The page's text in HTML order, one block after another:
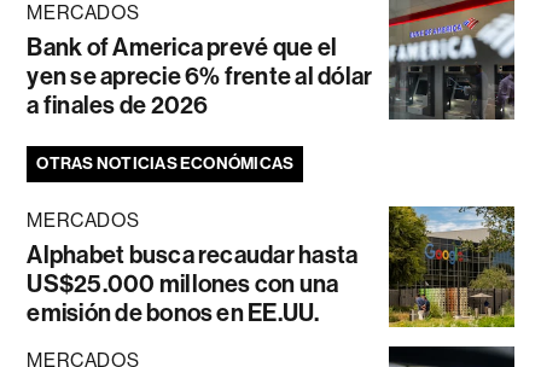
MERCADOS
Bank of America prevé que el
yen se aprecie 6% frente al dólar
a finales de 2026
OTRAS NOTICIAS ECONÓMICAS
MERCADOS
Alphabet busca recaudar hasta
US$25.000 millones con una
emisión de bonos en EE.UU.
MERCADOS